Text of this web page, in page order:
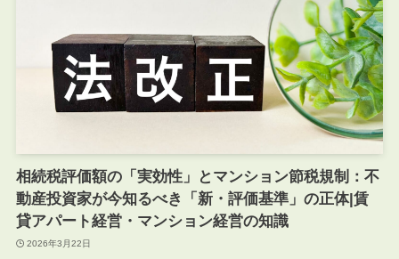
相続税評価額の「実効性」とマンション節税規制：不
動産投資家が今知るべき「新・評価基準」の正体|賃
貸アパート経営・マンション経営の知識
2026年3月22日